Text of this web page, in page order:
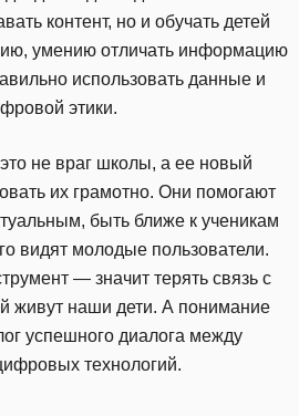
контент, но и обучать детей
умению отличать информацию
использовать данные и
этики.
не враг школы, а ее новый
их грамотно. Они помогают
быть ближе к ученикам
видят молодые пользователи.
— значит терять связь с
живут наши дети. А понимание
успешного диалога между
технологий.